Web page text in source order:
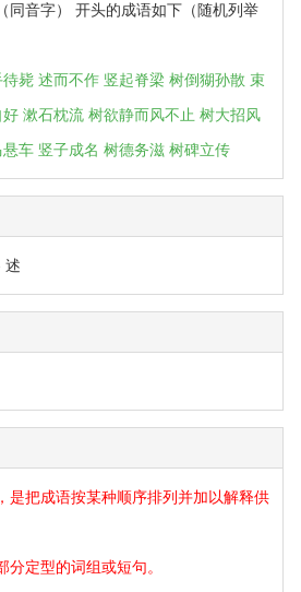
（同音字） 开头的成语如下（随机列举
待毙 述而不作 竖起脊梁 树倒猢孙散 束
好 漱石枕流 树欲静而风不止 树大招风
悬车 竖子成名 树德务滋 树碑立传
述
是把成语按某种顺序排列并加以解释供
定型的词组或短句。